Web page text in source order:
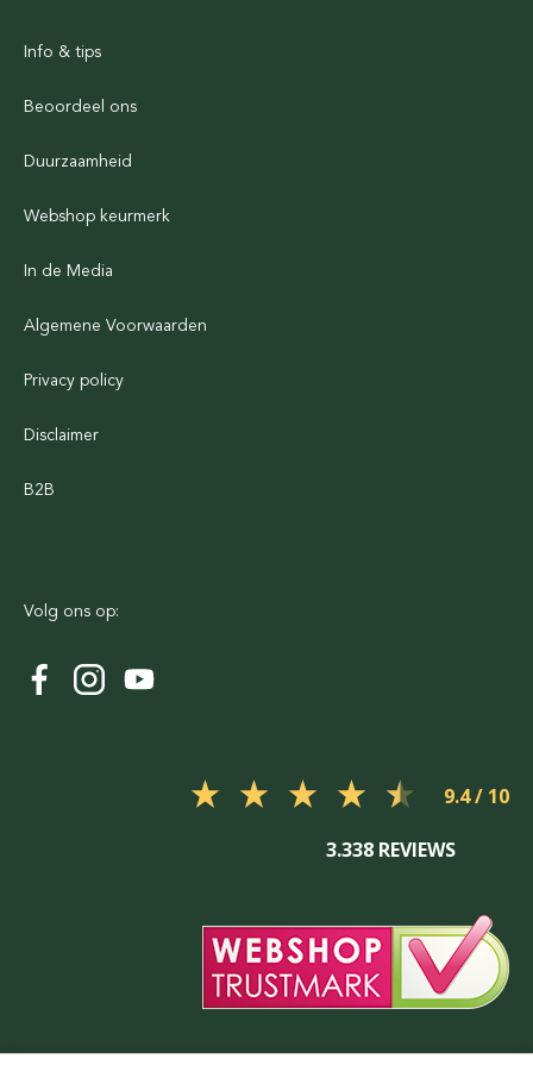
Info & tips
Beoordeel ons
Duurzaamheid
Webshop keurmerk
In de Media
Algemene Voorwaarden
Privacy policy
Disclaimer
B2B
Volg ons op:
9.4
3.338 REVIEWS